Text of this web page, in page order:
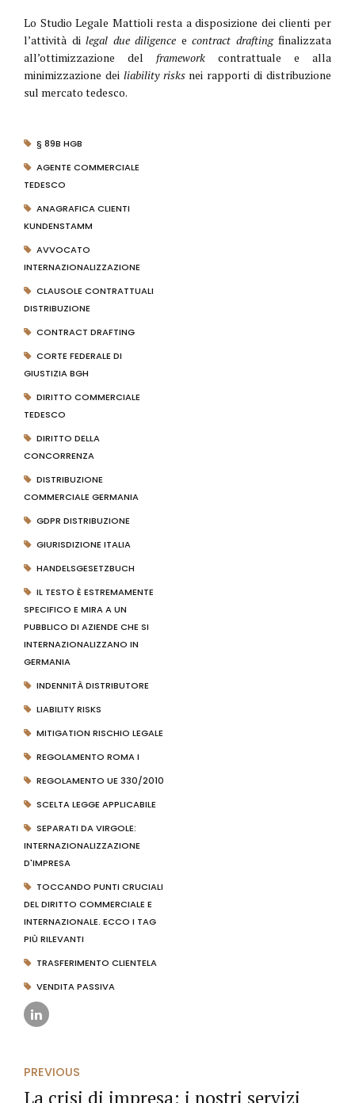
Lo Studio Legale Mattioli resta a disposizione dei clienti per
l’attività di legal due diligence e contract draftingfinalizzata
all’ottimizzazione del framework contrattuale e alla
minimizzazione dei liability risksnei rapporti di distribuzione
sul mercato tedesco.
§ 89B HGB
AGENTE COMMERCIALE
TEDESCO
ANAGRAFICA CLIENTI
KUNDENSTAMM
AVVOCATO
INTERNAZIONALIZZAZIONE
CLAUSOLE CONTRATTUALI
DISTRIBUZIONE
CONTRACT DRAFTING
CORTE FEDERALE DI
GIUSTIZIA BGH
DIRITTO COMMERCIALE
TEDESCO
DIRITTO DELLA
CONCORRENZA
DISTRIBUZIONE
COMMERCIALE GERMANIA
GDPR DISTRIBUZIONE
GIURISDIZIONE ITALIA
HANDELSGESETZBUCH
IL TESTO È ESTREMAMENTE
SPECIFICO E MIRA A UN
PUBBLICO DI AZIENDE CHE SI
INTERNAZIONALIZZANO IN
GERMANIA
INDENNITÀ DISTRIBUTORE
LIABILITY RISKS
MITIGATION RISCHIO LEGALE
REGOLAMENTO ROMA I
REGOLAMENTO UE 330/2010
SCELTA LEGGE APPLICABILE
SEPARATI DA VIRGOLE:
INTERNAZIONALIZZAZIONE
D'IMPRESA
TOCCANDO PUNTI CRUCIALI
DEL DIRITTO COMMERCIALE E
INTERNAZIONALE. ECCO I TAG
PIÙ RILEVANTI
TRASFERIMENTO CLIENTELA
VENDITA PASSIVA
PREVIOUS
La crisi di impresa: i nostri servizi